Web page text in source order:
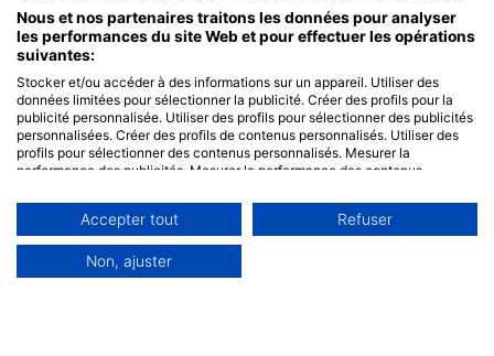
Nous et nos partenaires traitons les données pour analyser
les performances du site Web et pour effectuer les opérations
suivantes:
Stocker et/ou accéder à des informations sur un appareil. Utiliser des
données limitées pour sélectionner la publicité. Créer des profils pour la
publicité personnalisée. Utiliser des profils pour sélectionner des publicités
personnalisées. Créer des profils de contenus personnalisés. Utiliser des
profils pour sélectionner des contenus personnalisés. Mesurer la
performance des publicités. Mesurer la performance des contenus.
données provenant de différentes sources. Développer et améliorer les
services. Utiliser des données limitées pour sélectionner le contenu.
Les données peuvent être partagées en dehors de l'Union européenne et
envoyées aux États-Unis.
Accepter tout Refuser
Non, ajuster